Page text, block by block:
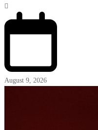
August 9, 2026